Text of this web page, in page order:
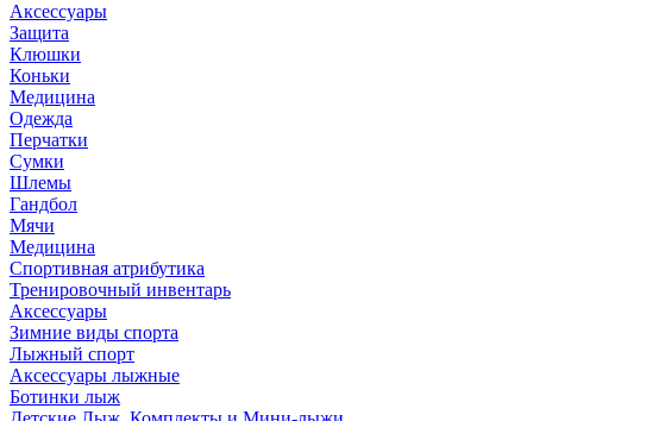
Аксессуары
Защита
Клюшки
Коньки
Медицина
Одежда
Перчатки
Сумки
Шлемы
Гандбол
Мячи
Медицина
Спортивная атрибутика
Тренировочный инвентарь
Аксессуары
Зимние виды спорта
Лыжный спорт
Аксессуары лыжные
Ботинки лыж